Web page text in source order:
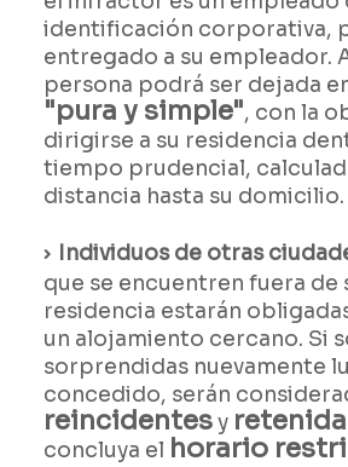
identificación corporativa,
entregado a su empleador.
persona podrá ser dejada
"pura y simple", con la
dirigirse a su residencia
tiempo prudencial,
distancia hasta su domicilio.
Individuos de otras
que se encuentren fuera de
residencia estarán
un alojamiento cercano. Si
sorprendidas nuevamente
concedido, serán
reincidentesy
concluya el horario